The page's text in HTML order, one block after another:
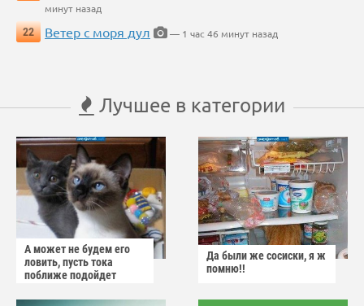
минут назад
22
Ветер с моря дул — 1 час 46 минут назад
Лучшее в категории
А может не будем его
ловить, пусть тока
поближе подойдет
Да были же сосиски, я ж
помню!!